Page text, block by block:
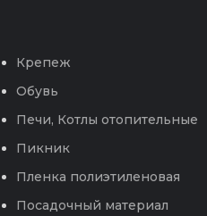
Крепеж
Обувь
Печи, Котлы отопительные
Пикник
Пленка полиэтиленовая
Посадочный материал